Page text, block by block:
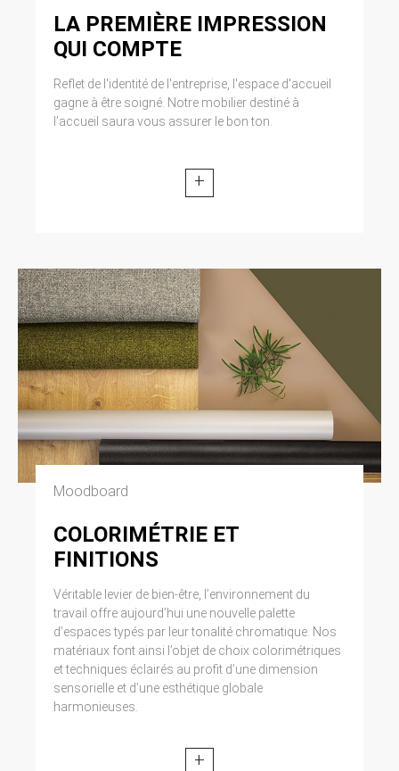
LA PREMIÈRE IMPRESSION
QUI COMPTE
Reflet de l'identité de l'entreprise, l'espace d'accueil
gagne à être soigné. Notre mobilier destiné à
l’accueil saura vous assurer le bon ton.
+
Moodboard
COLORIMÉTRIE ET
FINITIONS
Véritable levier de bien-être, l’environnement du
travail offre aujourd’hui une nouvelle palette
d’espaces typés par leur tonalité chromatique. Nos
matériaux font ainsi l’objet de choix colorimétriques
et techniques éclairés au profit d’une dimension
sensorielle et d’une esthétique globale
harmonieuses.
+